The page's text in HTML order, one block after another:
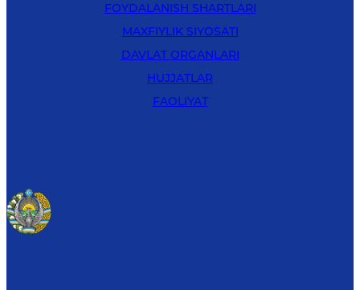
FOYDALANISH SHARTLARI
MAXFIYLIK SIYOSATI
DAVLAT ORGANLARI
HUJJATLAR
FAOLIYAT